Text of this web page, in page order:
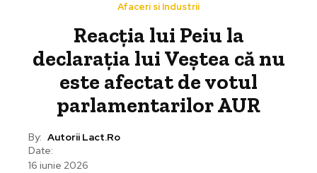
Afaceri si Industrii
Reacția lui Peiu la
declarația lui Veștea că nu
este afectat de votul
parlamentarilor AUR
By: Autorii Lact.ro
Date:
16 iunie 2026